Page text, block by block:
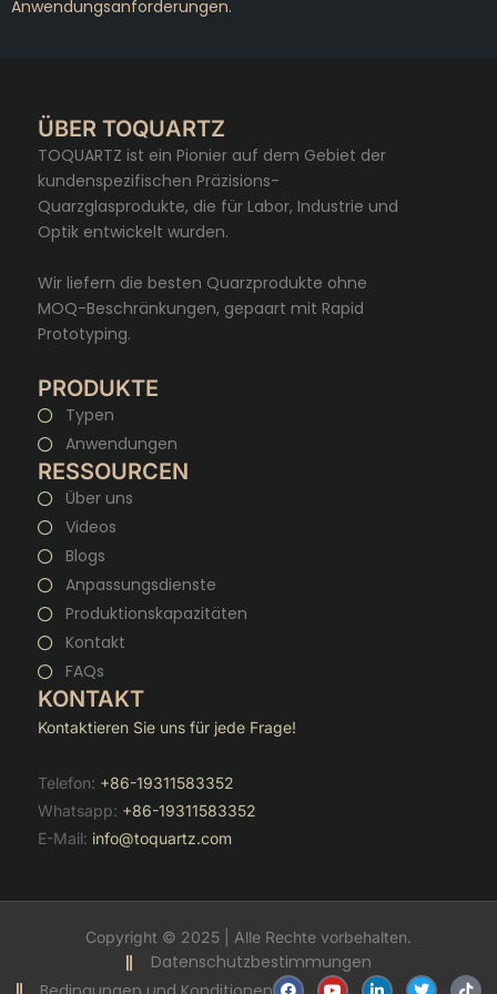
Anwendungsanforderungen.
ÜBER TOQUARTZ
TOQUARTZ ist ein Pionier auf dem Gebiet der
kundenspezifischen Präzisions-
Quarzglasprodukte, die für Labor, Industrie und
Optik entwickelt wurden.
Wir liefern die besten Quarzprodukte ohne
MOQ-Beschränkungen, gepaart mit Rapid
Prototyping.
PRODUKTE
Typen
Anwendungen
RESSOURCEN
Über uns
Videos
Blogs
Anpassungsdienste
Produktionskapazitäten
Kontakt
FAQs
KONTAKT
Kontaktieren Sie uns für jede Frage!
Telefon: +86-19311583352
Whatsapp: +86-19311583352
E-Mail: info@toquartz.com
Copyright © 2025 | Alle Rechte vorbehalten.
Datenschutzbestimmungen
F Y V T T